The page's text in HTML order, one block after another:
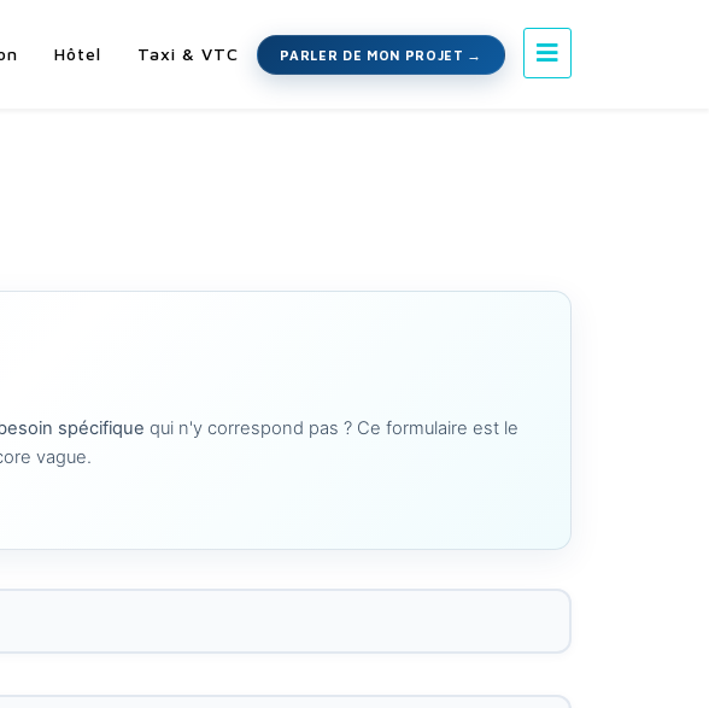
Hôtel Taxi & VTC PARLER DE MON PROJET
spécifique qui n'y correspond pas ? Ce formulaire est le
vague.